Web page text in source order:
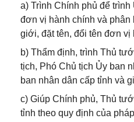
a) Trình Chính phủ để
đơn vị hành chính và phân
giới, đặt tên, đổi tên đơn
b) Thẩm định, trình Thủ
tịch, Phó Chủ tịch Ủy ban
ban nhân dân cấp tỉnh và
c) Giúp Chính phủ, Thủ
tỉnh theo quy định của